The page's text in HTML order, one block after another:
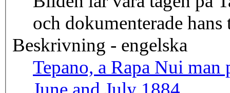
och dokumenterade hans
Beskrivning - engelska
Tepano, a Rapa Nui